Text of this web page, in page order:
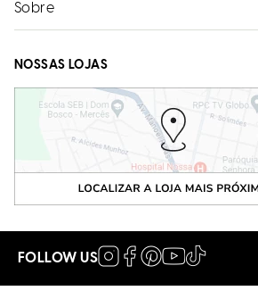
Sobre
NOSSAS LOJAS
FOLLOW US